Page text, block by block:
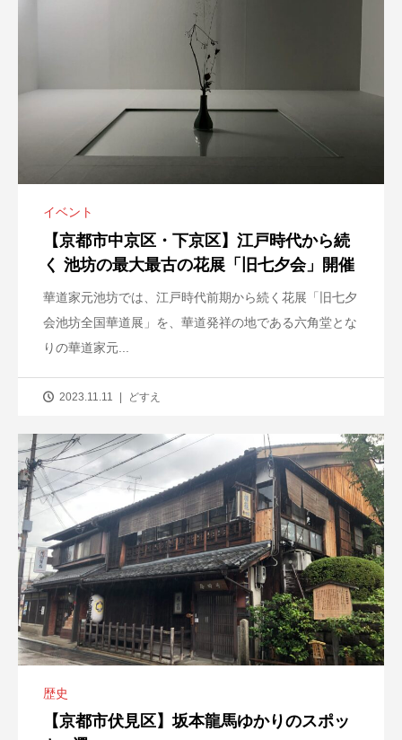
イベント
【京都市中京区・下京区】江戸時代から続
く 池坊の最大最古の花展「旧七夕会」開催
華道家元池坊では、江戸時代前期から続く花展「旧七夕
会池坊全国華道展」を、華道発祥の地である六角堂とな
りの華道家元...
2023.11.11 どすえ
歴史
【京都市伏見区】坂本龍馬ゆかりのスポッ